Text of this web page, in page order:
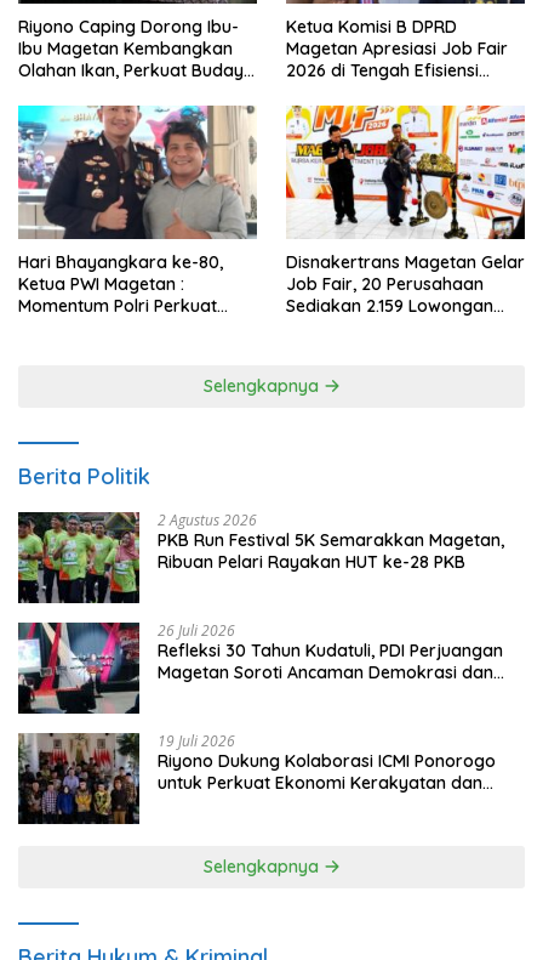
Riyono Caping Dorong Ibu-
Ibu Magetan Kembangkan
Olahan Ikan, Perkuat Budaya
Ketua Komisi B DPRD
Magetan Apresiasi Job Fair
2026 di Tengah Efisiensi
Hari Bhayangkara ke-80,
Ketua PWI Magetan :
Momentum Polri Perkuat
Disnakertrans Magetan Gelar
Job Fair, 20 Perusahaan
Sediakan 2.159 Lowongan
Selengkapnya
Berita Politik
2 Agustus 2026
PKB Run Festival 5K Semarakkan Magetan,
Ribuan Pelari Rayakan HUT ke-28 PKB
26 Juli 2026
Refleksi 30 Tahun Kudatuli, PDI Perjuangan
Magetan Soroti Ancaman Demokrasi dan
19 Juli 2026
Riyono Dukung Kolaborasi ICMI Ponorogo
untuk Perkuat Ekonomi Kerakyatan dan
Selengkapnya